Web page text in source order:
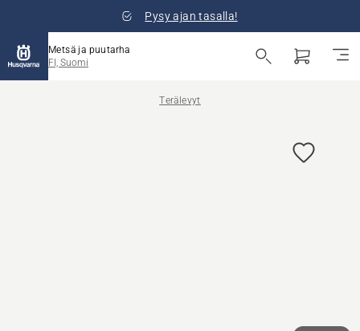
Pysy ajan tasalla!
Metsä ja puutarha
FI, Suomi
Terälevyt